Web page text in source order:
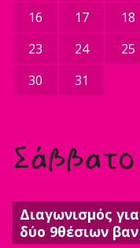
16
17 18
23
24 25
30
31
Διαγωνισμός
δύο 9θέσιων βαν